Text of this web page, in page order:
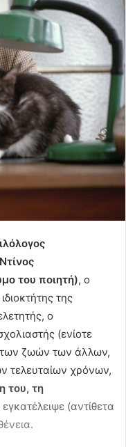
του ποιητή), ο
της
ο
(ενίοτε
των ζωών των άλλων,
τελευταίων χρόνων,
του, τη
(αντίθετα